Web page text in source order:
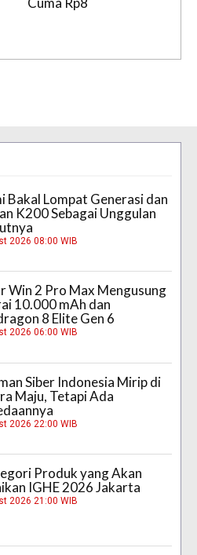
Bakal Lompat Generasi dan
K200 Sebagai Unggulan
2026 08:00 WIB
Win 2 Pro Max Mengusung
10.000 mAh dan
8 Elite Gen 6
2026 06:00 WIB
Siber Indonesia Mirip di
Maju, Tetapi Ada
2026 22:00 WIB
Produk yang Akan
IGHE 2026 Jakarta
2026 21:00 WIB